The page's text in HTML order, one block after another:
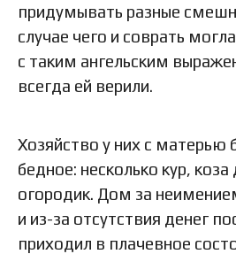
придумывать разные
случае чего и соврать
с таким ангельским
всегда ей верили.
Хозяйство у них с матерью
бедное: несколько кур,
огородик. Дом за
и из-за отсутствия денег
приходил в плачевное